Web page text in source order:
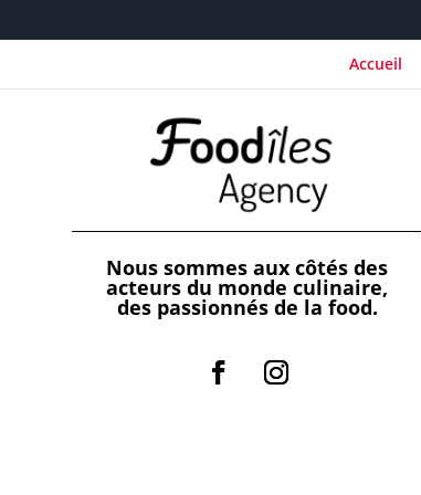
Accueil
Nous sommes aux côtés des
acteurs du monde culinaire,
des passionnés de la food.